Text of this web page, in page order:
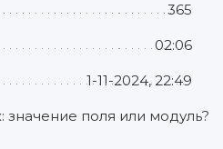
365
02:06
1-11-2024, 22:49
значение поля или модуль?